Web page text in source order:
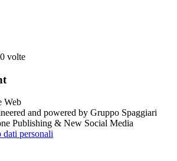
volte
and powered by Gruppo Spaggiari
Publishing & New Social Media
dati personali